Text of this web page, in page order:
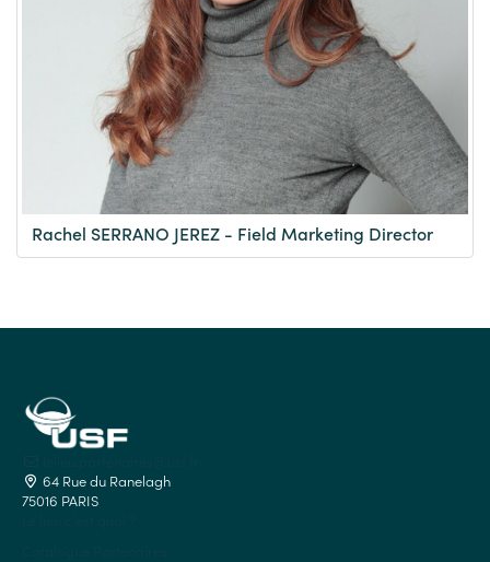
Rachel SERRANO JEREZ - Field Marketing Director
64 Rue du Ranelagh
75016 PARIS